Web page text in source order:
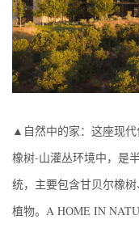
▲自然中的家：这座现代
橡树-山灌丛环境中，是
统，主要包含甘贝尔橡
植物。A HOME IN